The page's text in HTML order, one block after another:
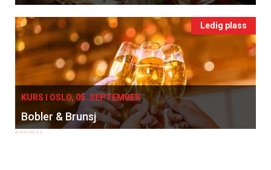
Ledig plass
KURS I OSLO, 05. SEPTEMBER
Bobler & Brunsj